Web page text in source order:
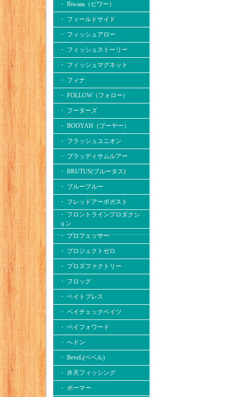
・ Biwaaa（ビワー）
・ フィールドサイド
・ フィッシュアロー
・ フィッシュストーリー
・ フィッシュマグネット
・ フィナ
・ FOLLOW（フォロー）
・ フーターズ
・ BOOYAH（ブーヤー）
・ フラッシュユニオン
・ ブラッディサムルアー
・ BRUTUS(ブルータス)
・ ブルーブルー
・ フレッドアーボガスト
・ フロントラインプロダクシ
ョン
・ プロフェッサー
・ プロジェクトゼロ
・ プロズファクトリー
・ フロッグ
・ ベイトブレス
・ ペイチェックベイツ
・ ペイフォワード
・ へドン
・ BeveL(ベベル)
・ 弁天フィッシング
・ ボーマー